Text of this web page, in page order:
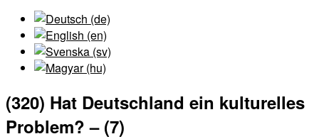
(320) Hat Deutschland ein kulturelles
Problem? – (7)